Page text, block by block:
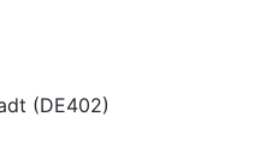
(DE402)